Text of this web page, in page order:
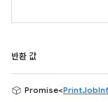
반환 값
Promise<